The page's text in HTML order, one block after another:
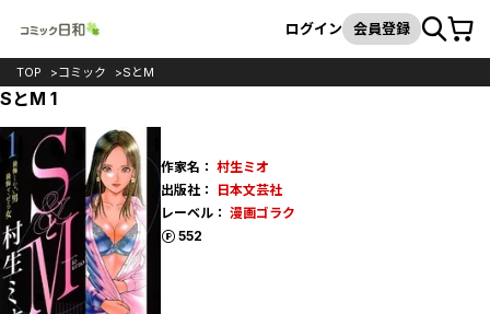
検索
ログイン 会員登録カート
TOP コミック SとM
SとM 1
作家名： 村生ミオ
出版社：
日本文芸社
レーベル： 漫画ゴラク
552
ポイント